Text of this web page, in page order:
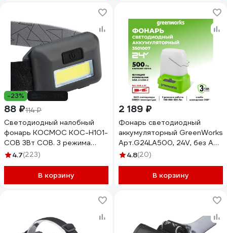
-23%
88 ₽114 ₽
Светодиодный налобный
фонарь КОСМОС KOC-H101-
COB 3Вт СОВ. 3 режима
работы, супер яркий,
4.7(223)
В корзину
2 189 ₽
Фонарь светодиодный
аккумуляторный GreenWorks
Арт.G24LA500, 24V, без АКБ
и ЗУ 3501007
4.8(20)
В корзину